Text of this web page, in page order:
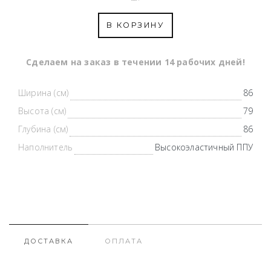
В КОРЗИНУ
Cделаем на заказ в течении 14 рабочих дней!
Ширина (см)
86
Высота (см)
79
Глубина (см)
86
Наполнитель
Высокоэластичный ППУ
ДОСТАВКА ОПЛАТА